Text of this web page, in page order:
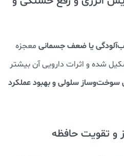
یا ضعف جسمانی معجزه
شده و اثرات دارویی آن بیشتر
سوخت‌‌و‌ساز سلولی و بهبود عملکرد